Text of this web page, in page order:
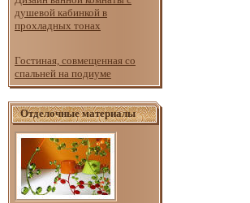
душевой кабинкой в
прохладных тонах
Гостиная, совмещенная со
спальней на подиуме
Отделочные материалы